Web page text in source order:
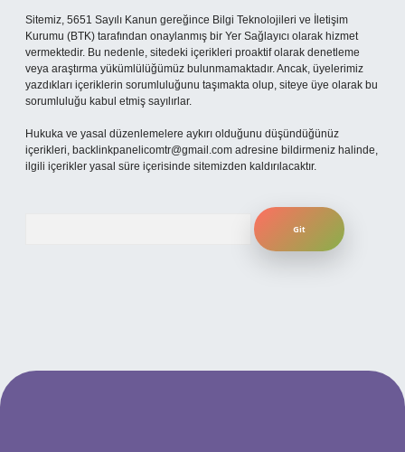
Sitemiz, 5651 Sayılı Kanun gereğince Bilgi Teknolojileri ve İletişim
Kurumu (BTK) tarafından onaylanmış bir Yer Sağlayıcı olarak hizmet
vermektedir. Bu nedenle, sitedeki içerikleri proaktif olarak denetleme
veya araştırma yükümlülüğümüz bulunmamaktadır. Ancak, üyelerimiz
yazdıkları içeriklerin sorumluluğunu taşımakta olup, siteye üye olarak bu
sorumluluğu kabul etmiş sayılırlar.
Hukuka ve yasal düzenlemelere aykırı olduğunu düşündüğünüz
içerikleri, backlinkpanelicomtr@gmail.com adresine bildirmeniz halinde,
ilgili içerikler yasal süre içerisinde sitemizden kaldırılacaktır.
giriş